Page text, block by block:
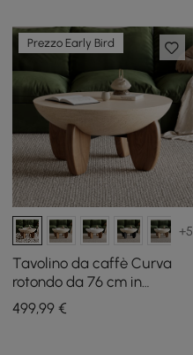
Prezzo Early Bird
+5
Tavolino da caffè Curva
rotondo da 76 cm in
cemento noce con gambe
in legno
499,99 €